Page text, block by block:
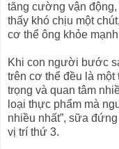
tăng cường vận
thấy khó chịu một
cơ thể ông khỏe
Khi con người bước
trên cơ thể đều là
trọng và quan tâm
loại thực phẩm mà
nhiều nhất”, sữa
vị trí thứ 3.